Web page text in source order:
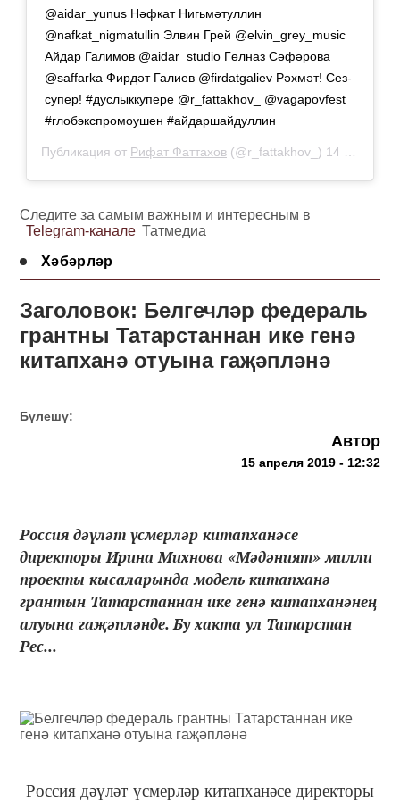
@aidar_yunus Нәфкат Нигьмәтуллин
@nafkat_nigmatullin Элвин Грей @elvin_grey_music
Айдар Галимов @aidar_studio Гөлназ Сәфәрова
@saffarka Фирдәт Галиев @firdatgaliev Рәхмәт! Сез-
супер! #дуслыккупере @r_fattakhov_ @vagapovfest
#глобэкспромоушен #айдаршайдуллин
Публикация от Рифат Фаттахов (@r_fattakhov_) 14 Апр 2019 в 7:54 PDT
Следите за самым важным и интересным в
Telegram-канале Татмедиа
Хәбәрләр
Заголовок: Белгечләр федераль
грантны Татарстаннан ике генә
китапханә отуына гаҗәпләнә
Бүлешү:
Автор
15 апреля 2019 - 12:32
Россия дәүләт үсмерләр китапханәсе
директоры Ирина Михнова «Мәдәният» милли
проекты кысаларында модель китапханә
грантын Татарстаннан ике генә китапханәнең
алуына гаҗәпләнде. Бу хакта ул Татарстан
Рес...
Россия дәүләт үсмерләр китапханәсе директоры